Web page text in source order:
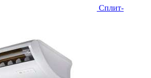
Сплит-